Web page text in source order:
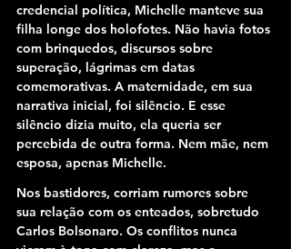
credencial política, Michelle manteve sua
filha longe dos holofotes. Não havia fotos
com brinquedos, discursos sobre
superação, lágrimas em datas
comemorativas. A maternidade, em sua
narrativa inicial, foi silêncio. E esse
silêncio dizia muito, ela queria ser
percebida de outra forma. Nem mãe, nem
esposa, apenas Michelle.
Nos bastidores, corriam rumores sobre
sua relação com os enteados, sobretudo
Carlos Bolsonaro. Os conflitos nunca